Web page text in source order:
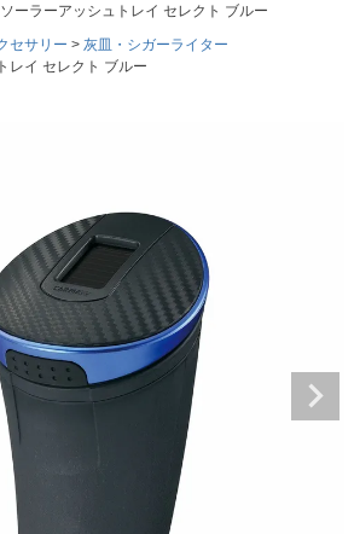
ーラーアッシュトレイ セレクト ブルー
セサリー
灰皿・シガーライター
レイ セレクト ブルー